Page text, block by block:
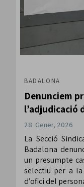
BADALONA
Denunciem
l’adjudicació
28 Gener, 2026
La Secció
Badalona
un presumpte
selectiu per a la
d’ofici del